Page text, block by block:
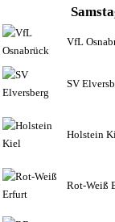
VfL
SV
Holstein
Rot-Weiß